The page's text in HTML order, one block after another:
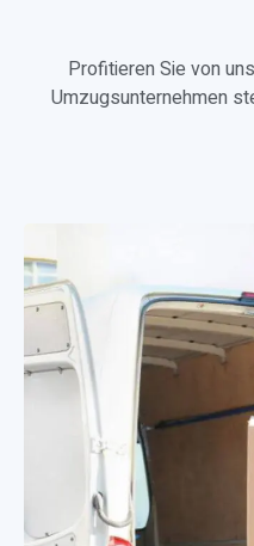
Profitieren Sie von
Umzugsunternehmen